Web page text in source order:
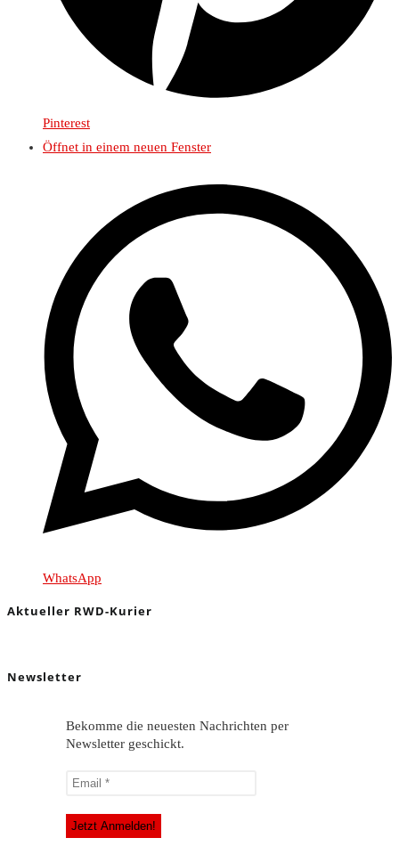
Pinterest
Öffnet in einem neuen Fenster
WhatsApp
Aktueller RWD-Kurier
Newsletter
Bekomme die neuesten Nachrichten per
Newsletter geschickt.